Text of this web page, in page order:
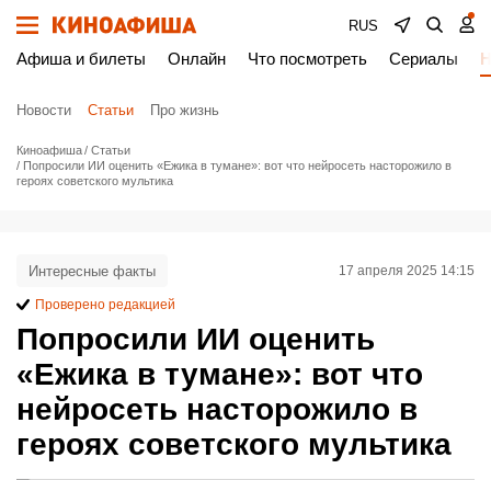
RUS
Афиша и билеты Онлайн Что посмотреть Сериалы
Новости Статьи Про жизнь
Киноафиша
Статьи
Попросили ИИ оценить «Ежика в тумане»: вот что нейросеть насторожило в
героях советского мультика
Попросили ИИ оценить
«Ежика в тумане»: вот что
нейросеть насторожило в
героях советского мультика
Интересные факты 17 апреля 2025 14:15
Проверено редакцией